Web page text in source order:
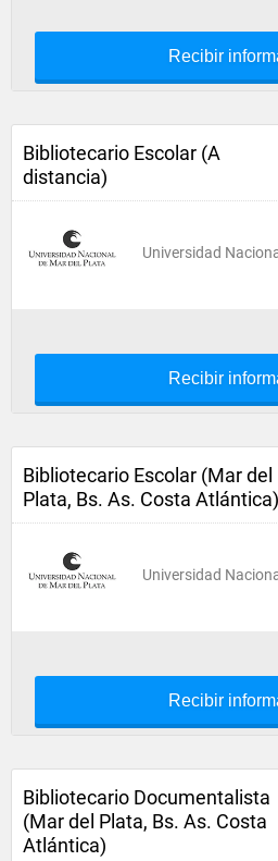
Recibir
Bibliotecario Escolar (A
distancia)
Universidad
Recibir
Bibliotecario Escolar (Mar del
Plata, Bs. As. Costa Atlántica)
Universidad
Recibir
Bibliotecario Documentalista
(Mar del Plata, Bs. As. Costa
Atlántica)